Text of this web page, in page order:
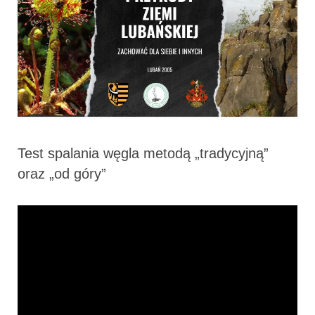
Test spalania węgla metodą „tradycyjną”
oraz „od góry”